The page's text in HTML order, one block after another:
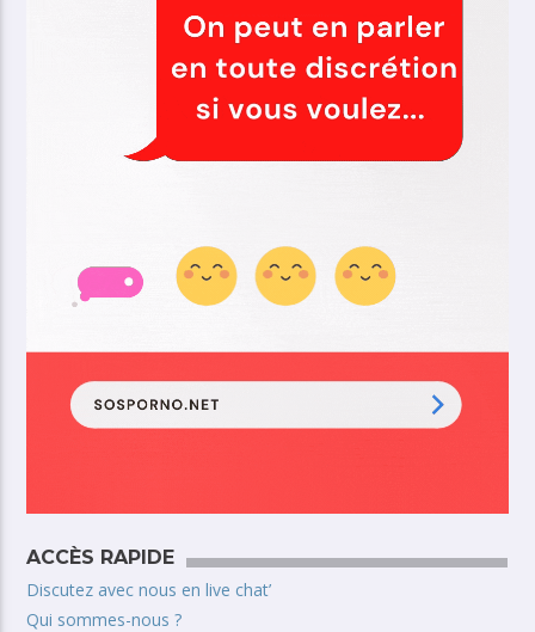
ACCÈS RAPIDE
Discutez avec nous en live chat’
Qui sommes-nous ?